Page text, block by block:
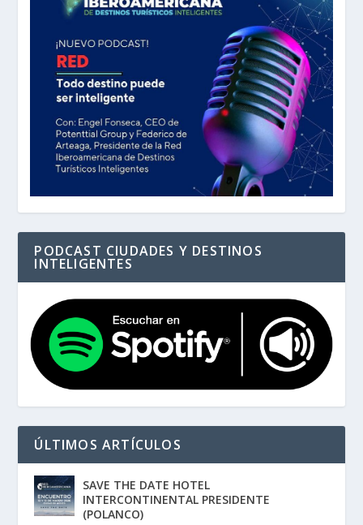
PODCAST CIUDADES Y DESTINOS
INTELIGENTES
ÚLTIMOS ARTÍCULOS
SAVE THE DATE HOTEL
INTERCONTINENTAL PRESIDENTE
(POLANCO)